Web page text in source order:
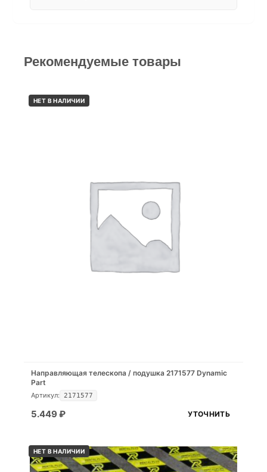
Рекомендуемые товары
НЕТ В НАЛИЧИИ
Направляющая телескопа / подушка 2171577 Dynamic
Part
Артикул: 2171577
5.449 ₽ УТОЧНИТЬ
НЕТ В НАЛИЧИИ